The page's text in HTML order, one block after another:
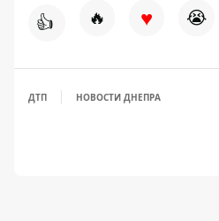
👍 🔥 ♥ 😭
ДТП НОВОСТИ ДНЕПРА